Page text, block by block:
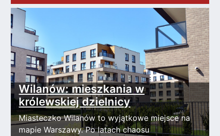
Wilanów: mieszkania w
królewskiej dzielnicy
Miasteczko Wilanów to wyjątkowe miejsce na
mapie Warszawy. Po latach chaosu